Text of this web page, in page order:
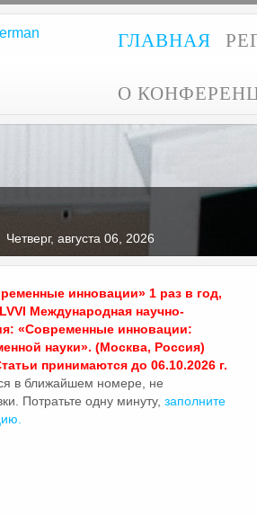
ГЛАВНАЯ
О
Четверг, августа 06, 2026
инновации» 1 раз в год,
Международная научно-
«Современные инновации:
науки». (Москва, Россия)
принимаются до 06.10.2026 г.
в ближайшем номере, не
Потратьте одну минуту, заполните